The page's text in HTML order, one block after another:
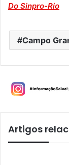
Do Sinpro-Rio
Campo
Artigos